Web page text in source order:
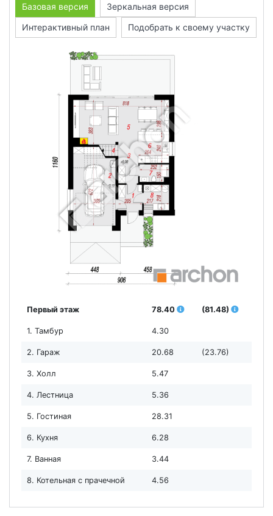
Базовая версия
Зеркальная версия
Интерактивный план
Подобрать к своему участку
Первый этаж 78.40 (81.48)
1. Тамбур 4.30
2. Гараж 20.68 (23.76)
3. Холл 5.47
4. Лестница 5.36
5. Гостиная 28.31
6. Кухня 6.28
7. Ванная 3.44
8. Котельная с прачечной 4.56